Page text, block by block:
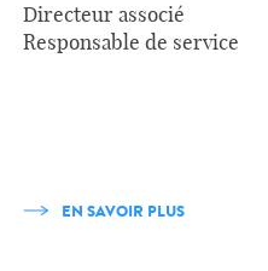
Directeur associé
Responsable de service
EN SAVOIR PLUS